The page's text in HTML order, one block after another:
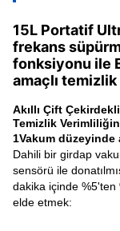
15L Portatif
frekans
fonksiyonu ile
amaçlı temizlik
Akıllı Çift
Temizlik
1Vakum düzeyinde
Dahili bir girdap
sensörü ile
dakika içinde %5'ten
elde etmek: